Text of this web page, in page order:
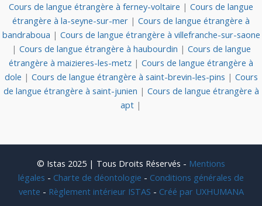
Cours de langue étrangère à ferney-voltaire | Cours de langue
étrangère à la-seyne-sur-mer | Cours de langue étrangère à
bandraboua | Cours de langue étrangère à villefranche-sur-saone
| Cours de langue étrangère à haubourdin | Cours de langue
étrangère à maizieres-les-metz | Cours de langue étrangère à
dole | Cours de langue étrangère à saint-brevin-les-pins | Cours
de langue étrangère à saint-junien | Cours de langue étrangère à
apt |
© Istas 2025 | Tous Droits Réservés - Mentions
légales - Charte de déontologie - Conditions générales de
vente - Règlement intérieur ISTAS - Créé par UXHUMANA